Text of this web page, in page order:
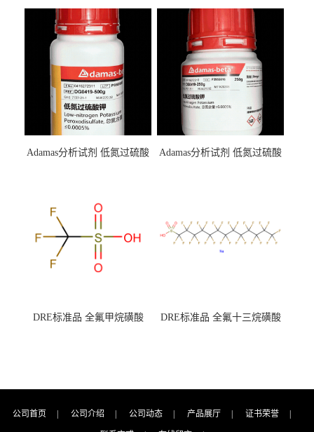
Adamas分析试剂 低氮过硫酸
（泰坦现货供应）
Adamas分析试剂 低氮过硫酸
DRE标准品 全氟甲烷磺酸
DRE标准品 全氟十三烷磺酸
公司首页 公司介绍 公司动态 产品展厅 证书荣誉